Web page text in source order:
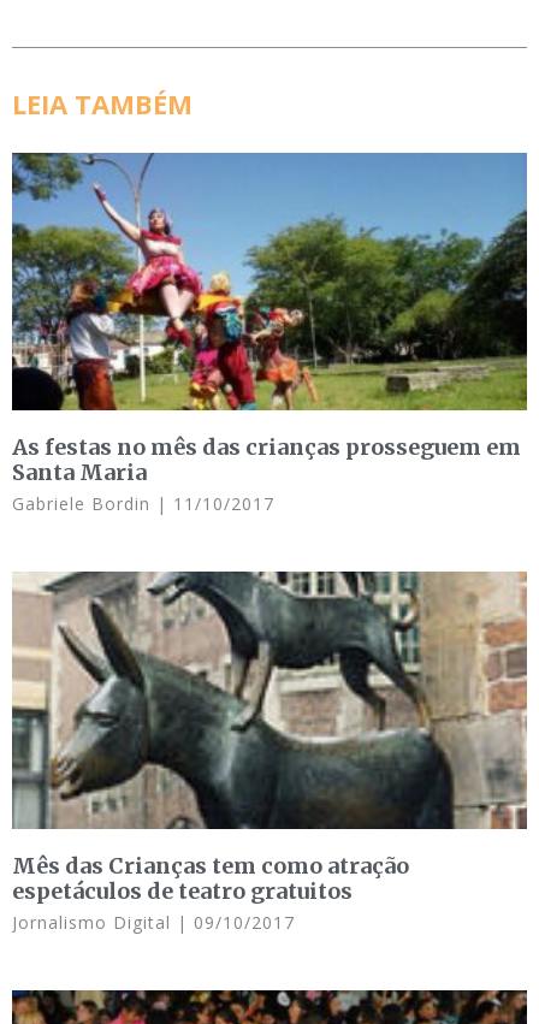
LEIA TAMBÉM
As festas no mês das crianças prosseguem em
Santa Maria
Gabriele Bordin 11/10/2017
Mês das Crianças tem como atração
espetáculos de teatro gratuitos
Jornalismo Digital 09/10/2017